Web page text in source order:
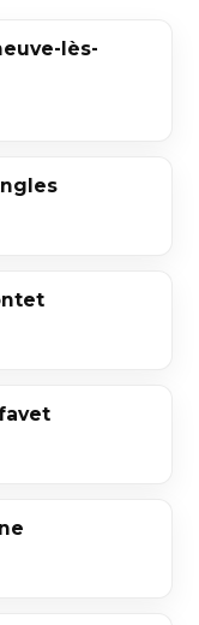
lès-